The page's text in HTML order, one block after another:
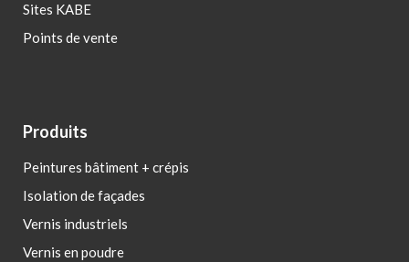
Sites KABE
Points de vente
Produits
Peintures bâtiment + crépis
Isolation de façades
Vernis industriels
Vernis en poudre